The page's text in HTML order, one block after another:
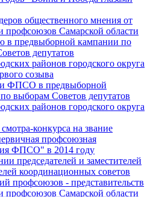
общественного мнения от
профсоюзов Самарской области
в предвыборной кампании по
депутатов
районов городского округа
созыва
ФПСО в предвыборной
выборам Советов депутатов
районов городского округа
конкурса на звание
профсоюзная
ФПСО" в 2014 году
председателей и заместителей
координационных советов
профсоюзов - представительств
профсоюзов Самарской области